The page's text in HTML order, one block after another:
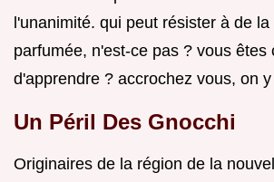
l'unanimité. qui peut résister à de
parfumée, n'est-ce pas ? vous êtes
d'apprendre ? accrochez vous, on y
Un Péril Des Gnocchi
Originaires de la région de la